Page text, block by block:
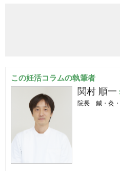
この妊活コラムの執筆者
関村 順一
院長 鍼・灸